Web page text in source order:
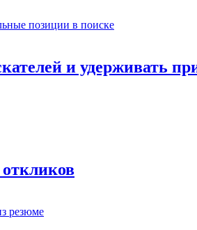
и удерживать